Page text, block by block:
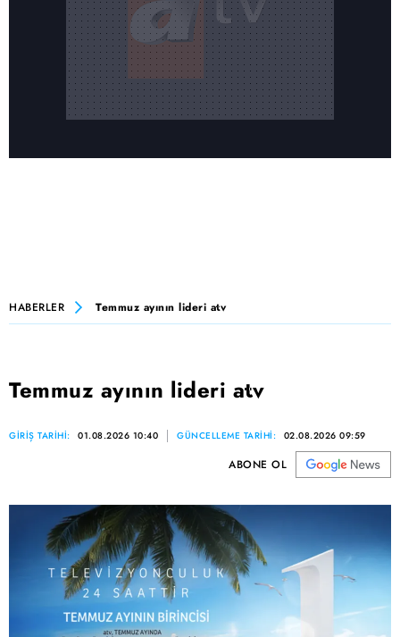
HABERLER Temmuz ayının lideri atv
Temmuz ayının lideri atv
GİRİŞ TARİHİ: 01.08.2026 10:40 GÜNCELLEME TARİHİ: 02.08.2026 09:59
ABONE OL